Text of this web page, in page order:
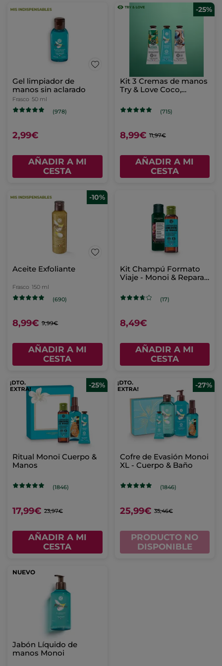
Gel limpiador de
manos sin aclarado
Frasco 50 ml
(978)
2,99€
AÑADIR A MI
CESTA
-25%
Kit 3 Cremas de manos
Try & Love Coco,
(715)
8,99€ 11,97€
AÑADIR A MI
CESTA
-10%
Aceite Exfoliante
Frasco 150 ml
(690)
8,99€ 9,99€
AÑADIR A MI
CESTA
Kit Champú Formato
Viaje - Monoi & Reparar
(17)
8,49€
AÑADIR A MI
CESTA
-25%
Ritual Monoï Cuerpo &
Manos
(1846)
17,99€ 23,97€
AÑADIR A MI
CESTA
-27%
Cofre de Evasión Monoi
XL - Cuerpo & Baño
(1846)
25,99€ 35,46€
PRODUCTO NO
DISPONIBLE
NUEVO
Jabón Líquido de
manos Monoi